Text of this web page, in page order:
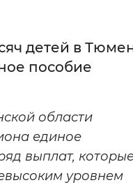
С засечками
детей в
пособие
области
единое
выплат,
уровнем